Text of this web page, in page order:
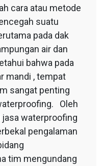
cara atau metode
suatu
pada dak
air dan
bahwa pada
mandi , tempat
sangat penting
Oleh
waterproofing
pengalaman
tim mengundang